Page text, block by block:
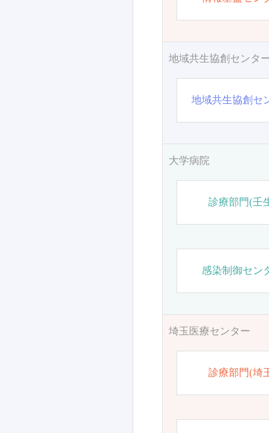
地域共生協創センタ
地域共生協創セ
大学病院
診療部門(壬
感染制御セン
埼玉医療センター
診療部門(埼